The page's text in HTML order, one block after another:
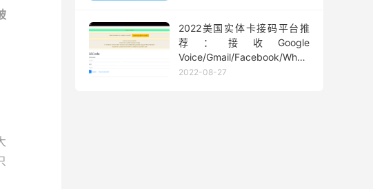
2022美国实体卡接码平台推
荐：接收Google
Voice/Gmail/Facebook/Whatsapp
等短信验证码
2022-08-27